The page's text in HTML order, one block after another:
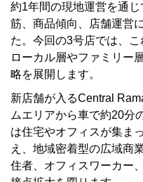
約1年間の現地運営を通
筋、商品傾向、店舗運営
た。今回の3号店では、
ローカル層やファミリー
略を展開します。
新店舗が入るCentral
ムエリアから車で約20分
は住宅やオフィスが集ま
え、地域密着型の広域商
住者、オフィスワーカー